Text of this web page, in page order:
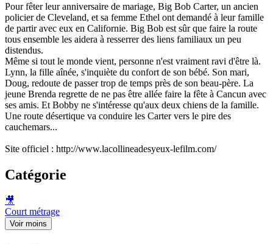
Pour fêter leur anniversaire de mariage, Big Bob Carter, un ancien
policier de Cleveland, et sa femme Ethel ont demandé à leur famille
de partir avec eux en Californie. Big Bob est sûr que faire la route
tous ensemble les aidera à resserrer des liens familiaux un peu
distendus.
Même si tout le monde vient, personne n'est vraiment ravi d'être là.
Lynn, la fille aînée, s'inquiète du confort de son bébé. Son mari,
Doug, redoute de passer trop de temps près de son beau-père. La
jeune Brenda regrette de ne pas être allée faire la fête à Cancun avec
ses amis. Et Bobby ne s'intéresse qu'aux deux chiens de la famille.
Une route désertique va conduire les Carter vers le pire des
cauchemars...
Site officiel : http://www.lacollineadesyeux-lefilm.com/
Catégorie
🎥
Court métrage
Voir moins